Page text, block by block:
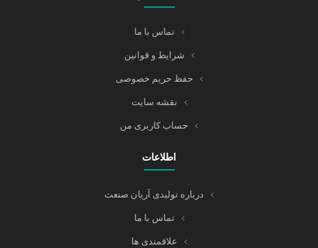
تماس با ما
شرایط و قوانین
حفظ حریم خصوصی
نقشه سایت
حساب کاربری من
اطلاعات
درباره تولیدی آریان صنعت
تماس با ما
علاقمندی ها